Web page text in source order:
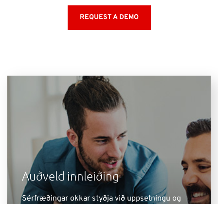
REQUEST A DEMO
Auðveld innleiðing
Sérfræðingar okkar styðja við uppsetningu og